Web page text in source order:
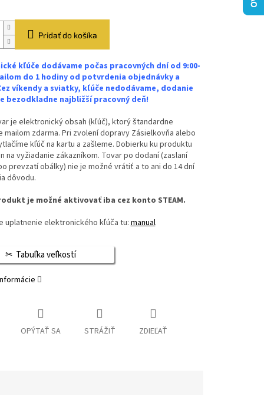
Pridať do košíka
kľúče dodávame počas pracovných dní od 9:00-
do 1 hodiny od potvrdenia objednávky a
víkendy a sviatky, kľúče nedodávame, dodanie
bezodkladne najbližší pracovný deň!
je elektronický obsah (kľúč), ktorý štandardne
mailom zdarma. Pri zvolení dopravy Zásielkovňa alebo
kľúč na kartu a zašleme. Dobierku ku produktu
na vyžiadanie zákazníkom. Tovar po dodaní (zaslaní
prevzatí obálky) nie je možné vrátiť a to ani do 14 dní
dôvodu.
je možné aktivovať iba cez konto STEAM.
uplatnenie elektronického kľúča tu:manual
Tabuľka veľkostí
OPÝTAŤ SA STRÁŽIŤ ZDIEĽAŤ